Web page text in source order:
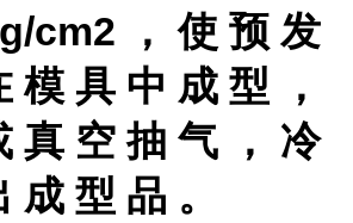
cm2 ， 使 预 发
模 具 中 成 型 ，
真 空 抽 气 ， 冷
型 品 。